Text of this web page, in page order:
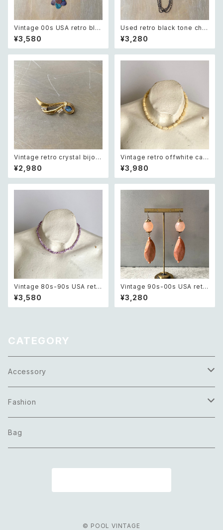
Vintage 00s USA retro blu
e painted botanical flower
design necklace レトロ アメ
リカ ヴィンテージ アクセサリー
ワー デザイン ネックレス
¥3,580
Used retro black tone chai
n necklace レトロ ユーズド ア
クセサリー ブラック チェーン 4
連 ネックレス
¥3,280
Vintage retro crystal bijou
opearl brooch レトロ ヴィン
テージ アクセサリー クリスタル
ビジュー オパール ブローチ
¥2,980
Vintage retro offwhite car
ving beads necklace レトロ
ヴィンテージ アクセサリー オフ
ホワイト カービング ビーズ ネッ
¥3,980
Vintage 80s-90s USA retr
o purple shell necklace レ
トロ アメリカ ヴィンテージ アク
セサリー 天然石 パープル シェ
¥3,580
Vintage 90s-00s USA retr
o pink×gold marble beads
pierce レトロ アメリカ ヴィン
テージ アクセサリー ピンク×ゴ
¥3,280
CATEGORY
Accessory
Necklace
Pierce
Fashion
Tops
Bag
© POOL VINTAGE